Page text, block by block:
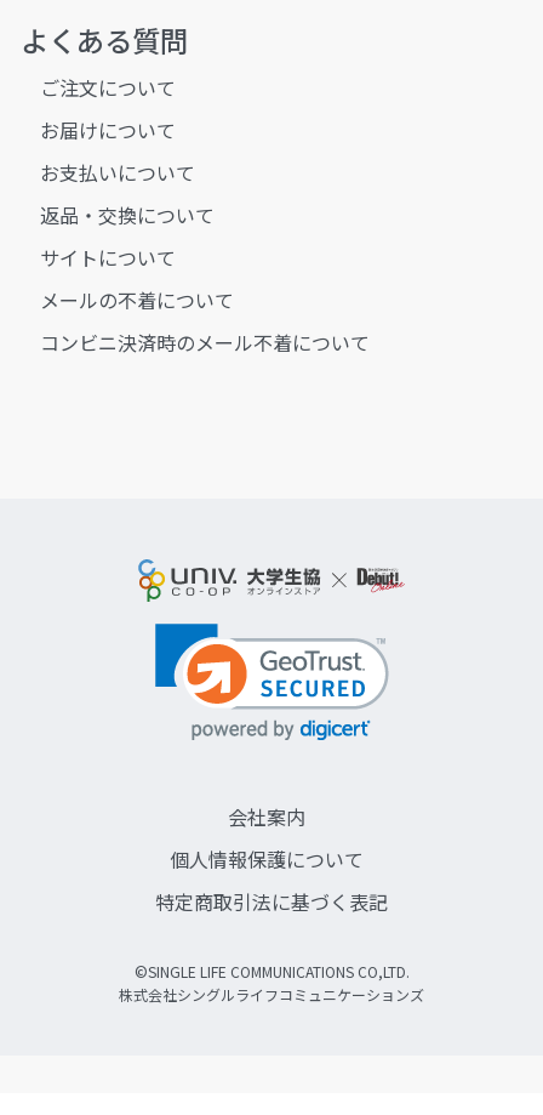
よくある質問
ご注文について
お届けについて
お支払いについて
返品・交換について
サイトについて
メールの不着について
コンビニ決済時のメール不着について
会社案内
個人情報保護について
特定商取引法に基づく表記
©SINGLE LIFE COMMUNICATIONS CO,LTD.
株式会社シングルライフコミュニケーションズ